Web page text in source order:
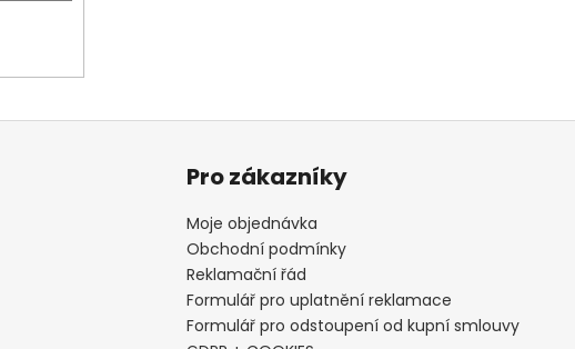
Pro zákazníky
Moje objednávka
Obchodní podmínky
Reklamační řád
Formulář pro uplatnění reklamace
Formulář pro odstoupení od kupní smlouvy